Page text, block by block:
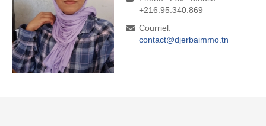
+216.95.340.869
Courriel:
contact@djerbaimmo.tn
+216.95.340.869
Courriel:
direction@djerbaimmo.tn